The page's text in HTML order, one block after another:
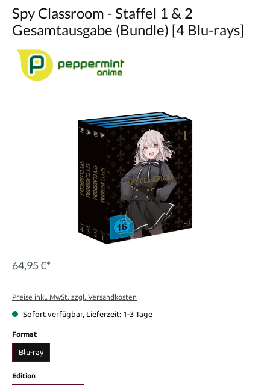
Spy Classroom - Staffel 1 & 2
Gesamtausgabe (Bundle) [4 Blu-rays]
64,95 €*
Preise inkl. MwSt. zzgl. Versandkosten
Sofort verfügbar, Lieferzeit: 1-3 Tage
Formatauswählen
Blu-ray
Editionauswählen